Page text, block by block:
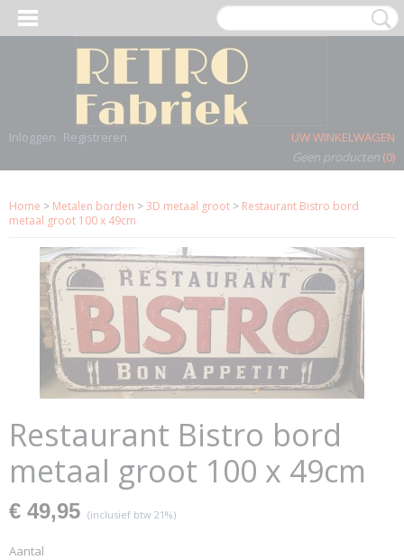
Inloggen Registreren
UW WINKELWAGEN
Geen producten (0)
Home > Metalen borden >3D metaal groot > Restaurant Bistro bord
metaal groot 100 x 49cm
Restaurant Bistro bord
metaal groot 100 x 49cm
€ 49,95 (inclusief btw 21%)
Aantal